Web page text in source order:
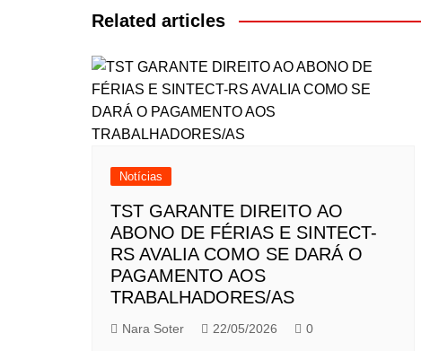
Post
Related articles
Notícias
TST GARANTE DIREITO AO
ABONO DE FÉRIAS E SINTECT-
RS AVALIA COMO SE DARÁ O
PAGAMENTO AOS
TRABALHADORES/AS
Nara Soter 22/05/2026 0